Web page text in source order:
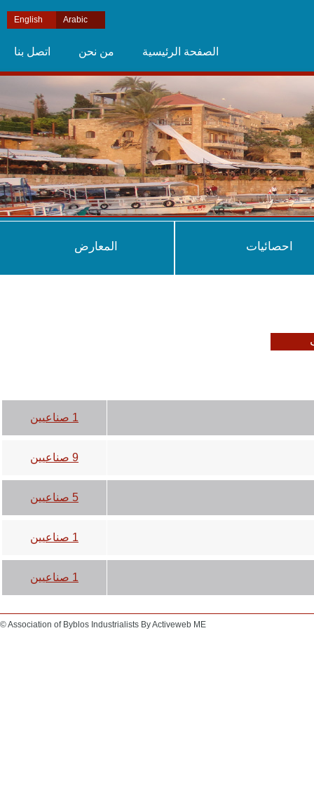
English Arabic
اتصل بنا من نحن الصفحة الرئيسية
المعارض احصائيات
1 صناعيين
9 صناعيين
5 صناعيين
1 صناعيين
1 صناعيين
© Association of Byblos Industrialists ByActiveweb ME